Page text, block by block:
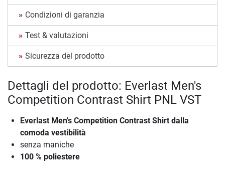
Condizioni di garanzia
Test & valutazioni
Sicurezza del prodotto
Dettagli del prodotto: Everlast Men's
Competition Contrast Shirt PNL VST
Everlast Men's Competition Contrast Shirt dalla
comoda vestibilità
senza maniche
100 % poliestere